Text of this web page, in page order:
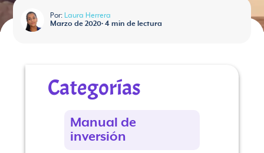
Por: Laura Herrera
Marzo de 2020• 4min de lectura
Categorías
Manual de
inversión